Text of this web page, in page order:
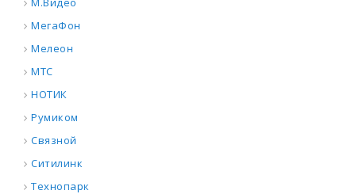
МегаФон
Мелеон
МТС
НОТИК
Румиком
Связной
Ситилинк
Технопарк